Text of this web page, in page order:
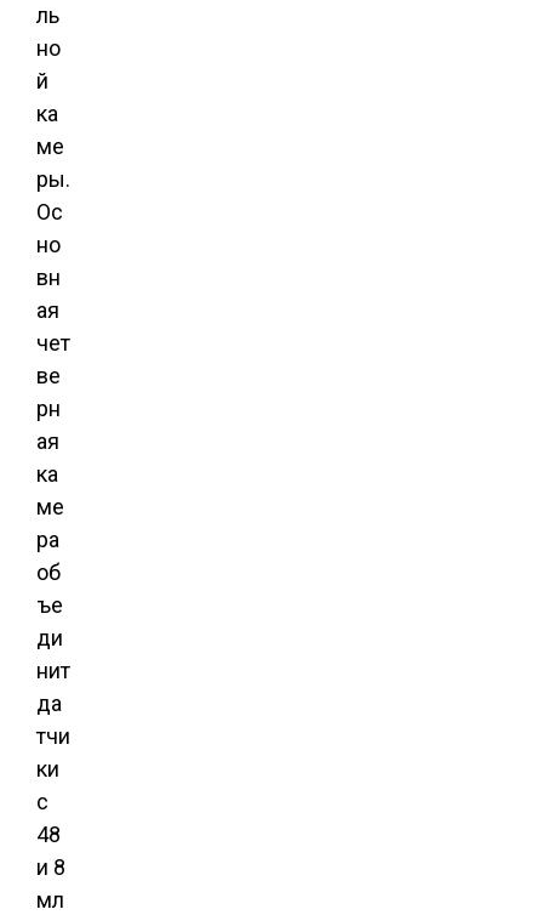
ль
но
й
ка
ме
ры.
Ос
но
вн
ая
чет
ве
рн
ая
ка
ме
ра
об
ъе
ди
нит
да
тчи
ки
с
48
и 8
мл